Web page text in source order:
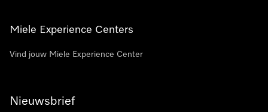
Miele Experience Centers
Vind jouw Miele Experience Center
Nieuwsbrief